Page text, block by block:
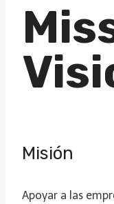
Misión
Apoyar a las